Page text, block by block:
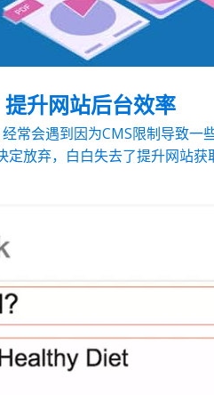
升网站后台效率
常会遇到因为CMS限制导致
定放弃，白白失去了提升网站